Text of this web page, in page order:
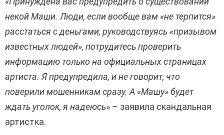
некой Маши. Люди, если вообще вам «не терпится»
расстаться с деньгами, руководствуясь «призывом
известных людей», потрудитесь проверить
информацию только на официальных страницах
артиста. Я предупредила, и не говорит, что
поверили мошенникам сразу. А «Машу» будет
ждать уголок, я надеюсь» – заявила скандальная
артистка.